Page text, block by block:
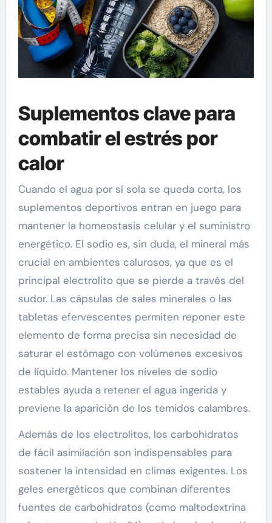
Suplementos clave para
combatir el estrés por
calor
Cuando el agua por sí sola se queda corta, los
suplementos deportivos entran en juego para
mantener la homeostasis celular y el suministro
energético. El sodio es, sin duda, el mineral más
crucial en ambientes calurosos, ya que es el
principal electrolito que se pierde a través del
sudor. Las cápsulas de sales minerales o las
tabletas efervescentes permiten reponer este
elemento de forma precisa sin necesidad de
saturar el estómago con volúmenes excesivos
de líquido. Mantener los niveles de sodio
estables ayuda a retener el agua ingerida y
previene la aparición de los temidos calambres.
Además de los electrolitos, los carbohidratos
de fácil asimilación son indispensables para
sostener la intensidad en climas exigentes. Los
geles energéticos que combinan diferentes
fuentes de carbohidratos (como maltodextrina